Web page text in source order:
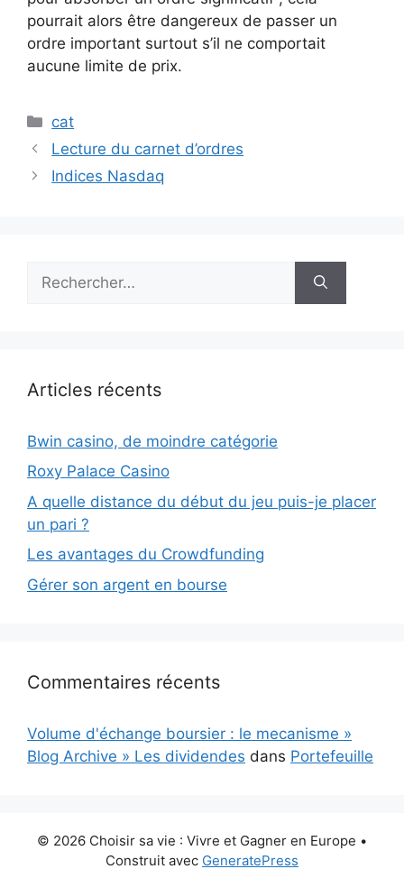
pourrait alors être dangereux de passer un
ordre important surtout s’il ne comportait
aucune limite de prix.
Catégories
cat
Lecture du carnet d’ordres
Indices Nasdaq
Articles récents
Bwin casino, de moindre catégorie
Roxy Palace Casino
A quelle distance du début du jeu puis-je placer
un pari ?
Les avantages du Crowdfunding
Gérer son argent en bourse
Commentaires récents
Volume d'échange boursier : le mecanisme »
Blog Archive » Les dividendes dans Portefeuille
© 2026 Choisir sa vie : Vivre et Gagner en Europe •
Construit avec GeneratePress